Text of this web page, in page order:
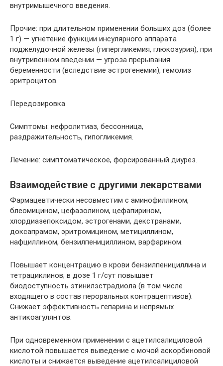
внутримышечного введения.
Прочие: при длительном применении больших доз (более
1 г) — угнетение функции инсулярного аппарата
поджелудочной железы (гипергликемия, глюкозурия), при
внутривенном введении — угроза прерывания
беременности (вследствие эстрогенемии), гемолиз
эритроцитов.
Передозировка
Симптомы: нефролитиаз, бессонница,
раздражительность, гипогликемия.
Лечение: симптоматическое, форсированный диурез.
Взаимодействие с другими лекарствами
Фармацевтически несовместим с аминофиллином,
блеомицином, цефазолином, цефапирином,
хлордиазепоксидом, эстрогенами, декстранами,
доксапрамом, эритромицином, метициллином,
нафциллином, бензилпенициллином, варфарином.
Повышает концентрацию в крови бензилпенициллина и
тетрациклинов; в дозе 1 г/сут повышает
биодоступность этинилэстрадиола (в том числе
входящего в состав пероральных контрацептивов).
Снижает эффективность гепарина и непрямых
антикоагулянтов.
При одновременном применении с ацетилсалициловой
кислотой повышается выведение с мочой аскорбиновой
кислоты и снижается выведение ацетилсалициловой